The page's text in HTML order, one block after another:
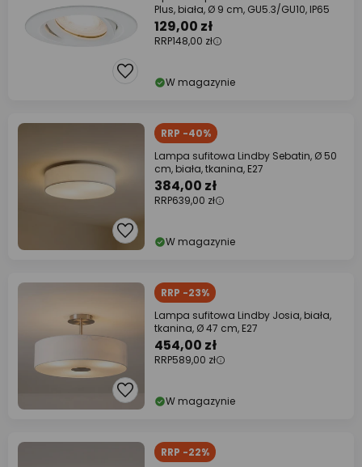
Plus, biała, Ø 9 cm, GU5.3/GU10, IP65
129,00 zł
RRP148,00 zł
W magazynie
RRP -40%
Lampa sufitowa Lindby Sebatin, Ø 50
cm, biała, tkanina, E27
384,00 zł
RRP639,00 zł
W magazynie
RRP -23%
Lampa sufitowa Lindby Josia, biała,
tkanina, Ø 47 cm, E27
454,00 zł
RRP589,00 zł
W magazynie
RRP -22%